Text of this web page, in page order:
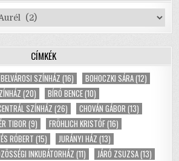
CÍMKÉK
BELVÁROSI SZÍNHÁZ (16) BOHOCZKI SÁRA(12)
(20) BÍRÓ BENCE(10)
SZÍNHÁZ (26) CHOVÁN GÁBOR (13)
TIBOR (9) FRÖHLICH KRISTÓF(16)
RÓBERT(15) JURÁNYI HÁZ (13)
INKUBÁTORHÁZ (11) JÁRÓ ZSUZSA(13)